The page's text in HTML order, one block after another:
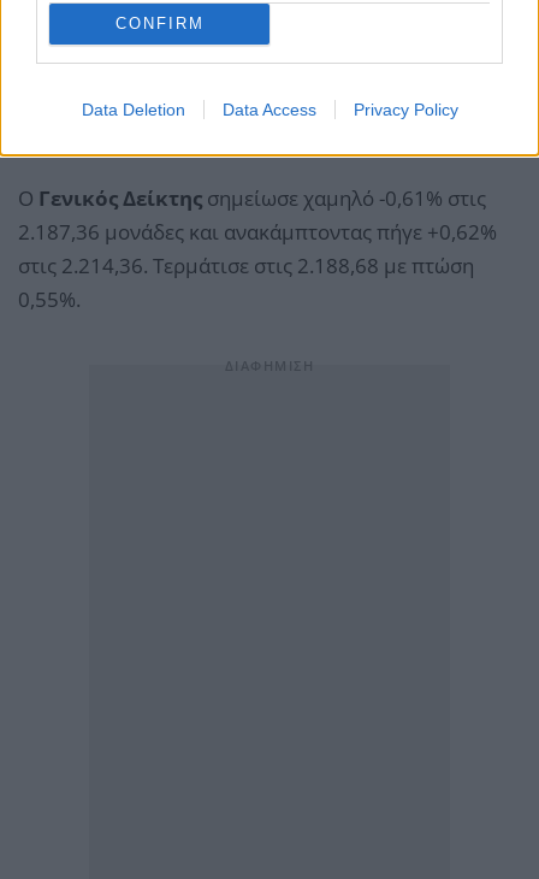
CONFIRM
Data Deletion Data Access Privacy Policy
Η συναλλακτική κίνηση που ήταν εξαιρετικά
υποτονική, αυξήθηκε τις τελευταίες ώρες. Ο
ημερήσιος τζίρος ανήλθε 256,5 εκατ. ευρώ, συν 26,8
Ο Γενικός Δείκτης σημείωσε χαμηλό -0,61% στις
2.187,36 μονάδες και ανακάμπτοντας πήγε +0,62%
στις 2.214,36. Τερμάτισε στις 2.188,68 με πτώση
0,55%.